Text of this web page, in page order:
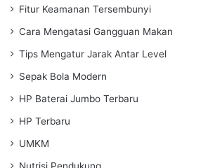
Fitur Keamanan Tersembunyi
Cara Mengatasi Gangguan Makan
Tips Mengatur Jarak Antar Level
Sepak Bola Modern
HP Baterai Jumbo Terbaru
HP Terbaru
UMKM
Nutrisi Pendukung